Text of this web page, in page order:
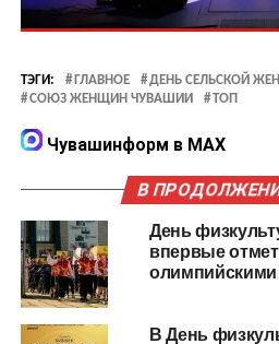
ТЭГИ: ГЛАВНОЕ ДЕНЬ СЕЛЬСКОЙ
СОЮЗ ЖЕНЩИН ЧУВАШИИ
ТОП
Чувашинформ в MAX
В
День
впервые
олимпийскими
В День